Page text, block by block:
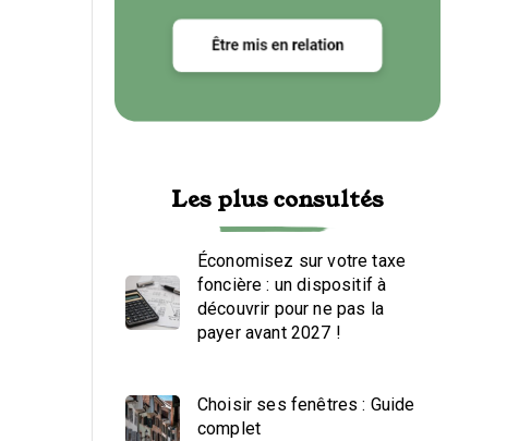
Les plus consultés
Économisez sur votre taxe
foncière : un dispositif à
découvrir pour ne pas la
payer avant 2027 !
Choisir ses fenêtres : Guide
complet